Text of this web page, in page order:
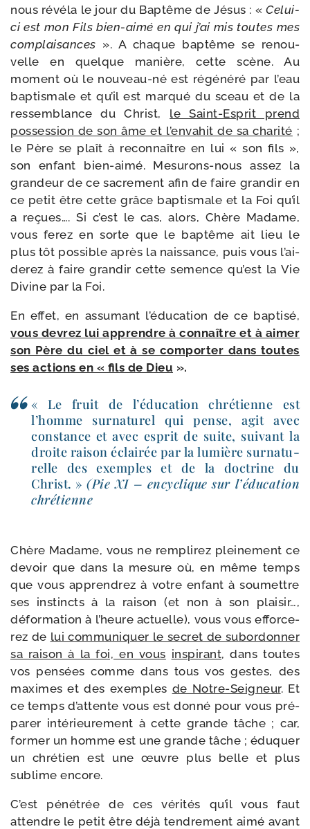
nous révé­la le jour du Baptême de Jésus : « Celui-​
ci est mon Fils bien-​aimé en qui j’ai mis toutes mes
com­plai­sances ». A chaque bap­tême se renou­
velle en quelque manière, cette scène. Au
moment où le nouveau-​né est régé­né­ré par l’eau
bap­tis­male et qu’il est mar­qué du sceau et de la
res­sem­blance du Christ, le Saint-​Esprit prend
pos­ses­sion de son âme et l’en­va­hit de sa cha­ri­té ;
le Père se plaît à recon­naître en lui « son fils »,
son enfant bien-​aimé. Mesurons-​nous assez la
gran­deur de ce sacre­ment afin de faire gran­dir en
ce petit être cette grâce bap­tis­male et la Foi qu’il
a reçues…. Si c’est le cas, alors, Chère Madame,
vous ferez en sorte que le bap­tême ait lieu le
plus tôt pos­sible après la nais­sance, puis vous l’ai­
de­rez à faire gran­dir cette semence qu’est la Vie
Divine par la Foi.
En effet, en assu­mant l’é­du­ca­tion de ce bap­ti­sé,
vous devrez lui apprendre à connaître et à aimer
son Père du ciel et à se com­por­ter dans toutes
ses actions en « fils de Dieu ».
« Le fruit de l’é­du­ca­tion chré­tienne est
l’homme sur­na­tu­rel qui pense, agit avec
constance et avec esprit de suite, sui­vant la
droite rai­son éclai­rée par la lumière sur­na­tu­
relle des exemples et de la doc­trine du
Christ. » (Pie XI – ency­clique sur l’é­du­ca­tion
chrétienne
Chère Madame, vous ne rem­pli­rez plei­ne­ment ce
devoir que dans la mesure où, en même temps
que vous appren­drez à votre enfant à sou­mettre
ses ins­tincts à la rai­son (et non à son plai­sir…,
défor­ma­tion à l’heure actuelle), vous vous effor­ce­
rez de lui com­mu­ni­quer le secret de subor­don­ner
sa rai­son à la foi, en vous ins­pi­rant, dans toutes
vos pen­sées comme dans tous vos gestes, des
maximes et des exemples de Notre-​Seigneur. Et
ce temps d’at­tente vous est don­né pour vous pré­
pa­rer inté­rieu­re­ment à cette grande tâche ; car,
for­mer un homme est une grande tâche ; édu­quer
un chré­tien est une œuvre plus belle et plus
sublime encore.
C’est péné­trée de ces véri­tés qu’il vous faut
attendre le petit être déjà ten­dre­ment aimé avant